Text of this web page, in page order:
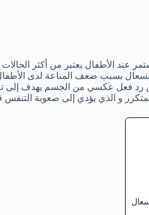
عند الأطفال يعتبر من أكثر
السعال بسبب ضعف المناعة لدى
فعل عكسي من الجسم يهدف إلى
و الذي يؤدي إلى صعوبة